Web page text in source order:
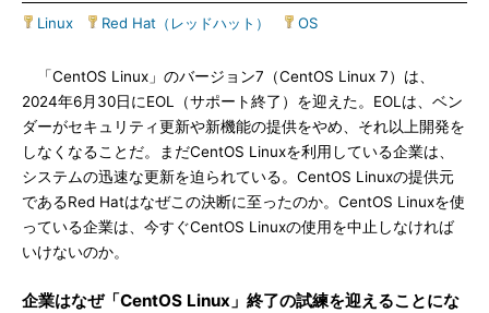
Linux Red Hat（レッドハット） OS
「CentOS Linux」のバージョン7（CentOS Linux 7）は、
2024年6月30日にEOL（サポート終了）を迎えた。EOLは、ベン
ダーがセキュリティ更新や新機能の提供をやめ、それ以上開発を
しなくなることだ。まだCentOS Linuxを利用している企業は、
システムの迅速な更新を迫られている。CentOS Linuxの提供元
であるRed Hatはなぜこの決断に至ったのか。CentOS Linuxを使
っている企業は、今すぐCentOS Linuxの使用を中止しなければ
いけないのか。
企業はなぜ「CentOS Linux」終了の試練を迎えることにな